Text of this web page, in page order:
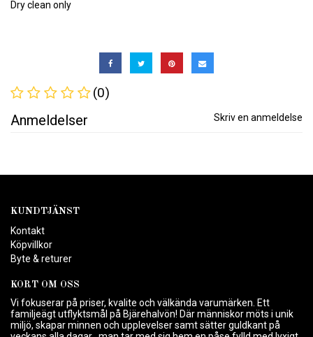
Dry clean only
(0)
Anmeldelser Skriv en anmeldelse
KUNDTJÄNST
Kontakt
Köpvillkor
Byte & returer
KORT OM OSS
Vi fokuserar på priser, kvalite och välkända varumärken. Ett
familjeägt utflyktsmål på Bjärehalvön! Där människor möts i unik
miljö, skapar minnen och upplevelser samt sätter guldkant på